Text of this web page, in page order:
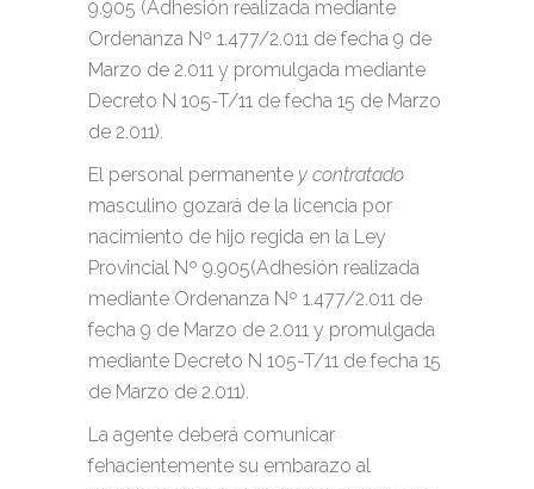
9.905 (Adhesión realizada mediante
Ordenanza Nº 1.477/2.011 de fecha 9 de
Marzo de 2.011 y promulgada mediante
Decreto N 105-T/11 de fecha 15 de Marzo
de 2.011).
El personal permanente y contratado
masculino gozará de la licencia por
nacimiento de hijo regida en la Ley
Provincial Nº 9.905(Adhesión realizada
mediante Ordenanza Nº 1.477/2.011 de
fecha 9 de Marzo de 2.011 y promulgada
mediante Decreto N 105-T/11 de fecha 15
de Marzo de 2.011).
La agente deberá comunicar
fehacientemente su embarazo al